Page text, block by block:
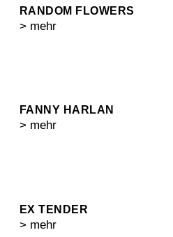
RANDOM FLOWERS
> mehr
FANNY HARLAN
> mehr
EX TENDER
> mehr